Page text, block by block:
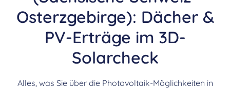
Osterzgebirge): Dächer &
PV-Erträge im 3D-
Solarcheck
Alles, was Sie über die Photovoltaik-Möglichkeiten in